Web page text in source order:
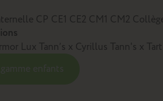
CP CE1 CE2 CM1 CM2
Lux Tann’s x Cyrillus Tann's x